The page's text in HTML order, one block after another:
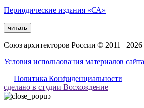
Периодические издания «СА»
читать
Союз архитекторов России © 2011– 2026
Условия использования материалов сайта
Политика Конфиденциальности
сделано в студии Восхождение